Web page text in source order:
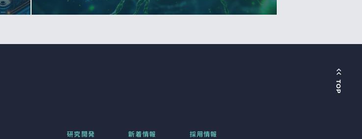
研究開発 新着情報 採用情報